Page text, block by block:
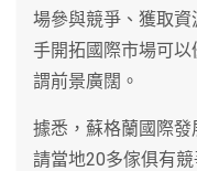
場參與競爭、獲取
手開拓國際市場可
謂前景廣闊。
據悉，蘇格蘭國際
請當地20多傢俱有